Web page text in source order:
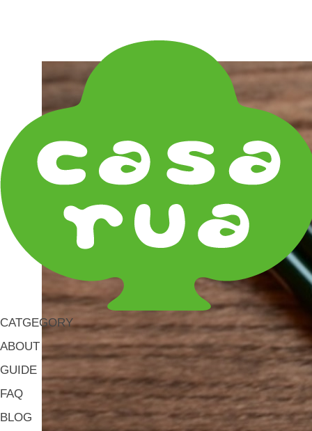
CATGEGORY
ABOUT
GUIDE
FAQ
BLOG